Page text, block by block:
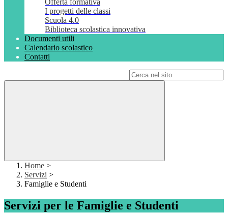
Offerta formativa
I progetti delle classi
Scuola 4.0
Biblioteca scolastica innovativa
Documenti utili
Calendario scolastico
Contatti
Home >
Servizi >
Famiglie e Studenti
Servizi per le Famiglie e Studenti